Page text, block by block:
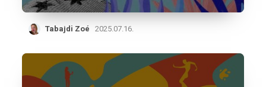
Tabajdi Zoé 2025.07.16.